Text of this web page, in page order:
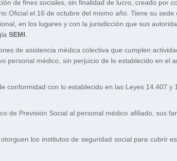
de fines sociales, sin finalidad de lucro, creado por
Oficial el 16 de octubre del mismo año. Tiene su sede
en los lugares y con la jurisdicción que sus
SEMI
de asistencia médica colectiva que cumplen
personal médico, sin perjuicio de lo establecido en el
conformidad con lo establecido en las Leyes 14.407 y
de Previsión Social al personal médico afiliado, sus
los institutos de seguridad social para cubrir